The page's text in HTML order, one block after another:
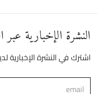
النشرة الإخبارية عبر
اشترك في النشرة الإخبارية